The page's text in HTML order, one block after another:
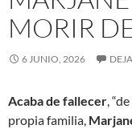
MORIR
6 JUNIO, 2026
Acaba de fallecer,
propia familia,